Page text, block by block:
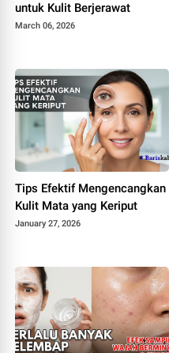
untuk Kulit Berjerawat
March 06, 2026
Tips Efektif Mengencangkan
Kulit Mata yang Keriput
January 27, 2026